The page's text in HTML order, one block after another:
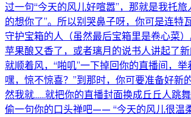
过一句“今天的风儿好喧嚣”，那就是我托
的想你了”。所以别哭鼻子呀，你可是连特
守护宝箱的人（虽然最后宝箱里是卷心菜
苹果酿又香了，或者璃月的说书人讲起了
就顺着风，“啪叽”一下掉回你的直播间，举
嘿，惊不惊喜？”到那时，你可要准备好新
然我就……就把你的直播封面换成丘丘人跳
偷一句你的口头禅吧—— “今天的风儿很温